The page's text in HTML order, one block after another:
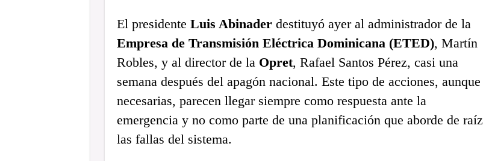
El presidente Luis Abinaderdestituyó ayer al administrador de la
Empresa de Transmisión Eléctrica Dominicana (ETED), Martín
Robles, y al director de la Opret, Rafael Santos Pérez, casi una
semana después del apagón nacional. Este tipo de acciones, aunque
necesarias, parecen llegar siempre como respuesta ante la
emergencia y no como parte de una planificación que aborde de raíz
las fallas del sistema.